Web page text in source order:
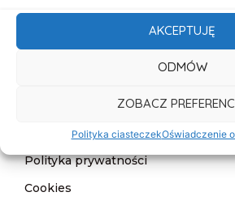
AKCEPTUJĘ
ODMÓW
ZOBACZ
Polityka ciasteczekOświadczenie
Kontakt
Deklaracja dostępności
Klauzula informacyjna
Polityka prywatności
Cookies